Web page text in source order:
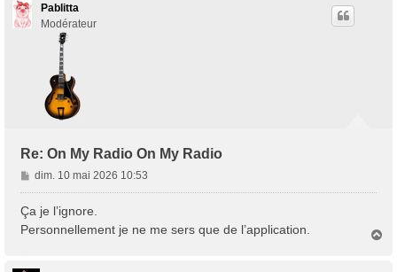
Pablitta
Modérateur
Re: On My Radio On My Radio
M
e
s
dim. 10 mai 2026 10:53
Ça je l’ignore.
Personnellement je ne me sers que de l’application.